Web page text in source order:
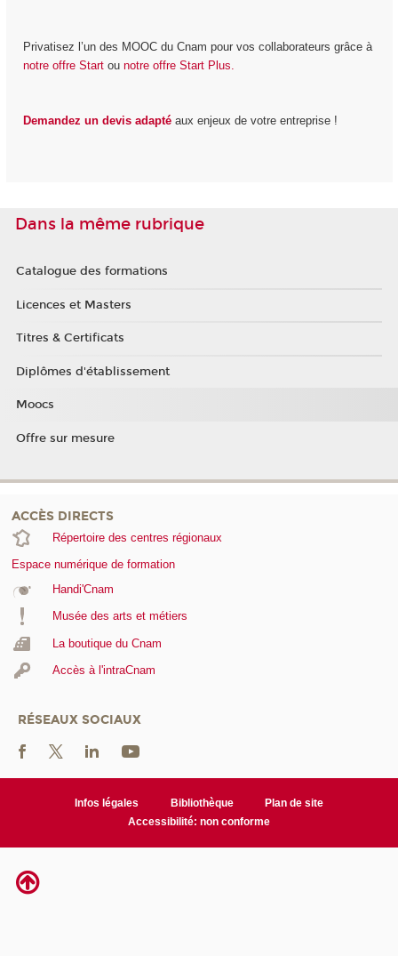
Privatisez l’un des MOOC du Cnam pour vos collaborateurs grâce à
notre offre Startou notre offre Start Plus.
Demandez un devis adaptéaux enjeux de votre entreprise !
Dans la même rubrique
Catalogue des formations
Licences et Masters
Titres & Certificats
Diplômes d'établissement
Moocs
Offre sur mesure
ACCÈS DIRECTS
Répertoire des centres régionaux
Espace numérique de formation
Handi'Cnam
Musée des arts et métiers
La boutique du Cnam
Accès à l'intraCnam
RÉSEAUX SOCIAUX
Infos légales Bibliothèque
Plan de site
Accessibilité: non conforme